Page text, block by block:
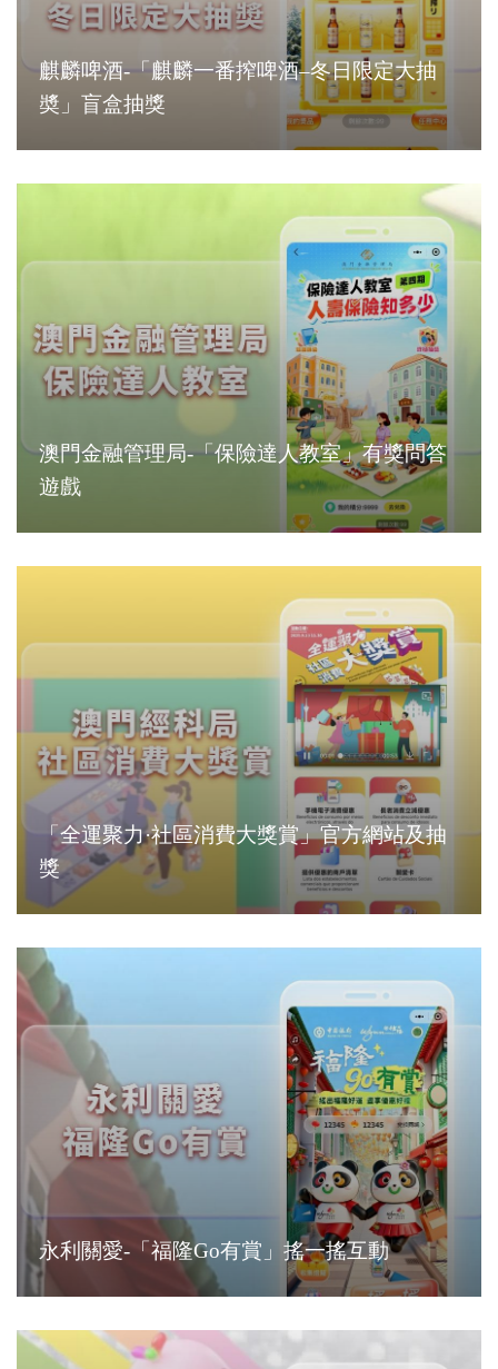
麒麟啤酒-「麒麟一番搾啤酒–冬日限定大抽
奬」盲盒抽獎
澳門金融管理局-「保險達人教室」有獎問答
遊戲
「全運聚力·社區消費大獎賞」官方網站及抽
獎
永利關愛-「福隆Go有賞」搖一搖互動